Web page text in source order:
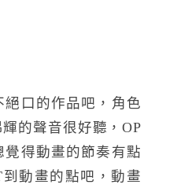
口的作品吧，角色
的聲音很好聽，OP
得動畫的節奏有點
動畫的點吧，動畫